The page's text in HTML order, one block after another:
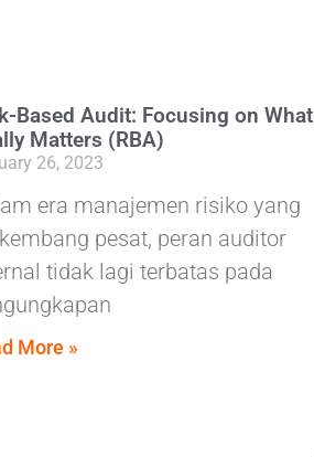
Based Audit: Focusing on What
Matters (RBA)
26, 2023
era manajemen risiko yang
pesat, peran auditor
tidak lagi terbatas pada
More »